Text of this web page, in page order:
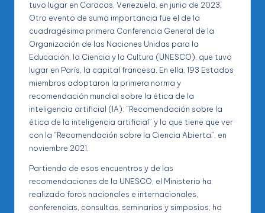
tuvo lugar en Caracas, Venezuela, en junio de 2023.
Otro evento de suma importancia fue el de la
cuadragésima primera Conferencia General de la
Organización de las Naciones Unidas para la
Educación, la Ciencia y la Cultura (UNESCO), que tuvo
lugar en París, la capital francesa. En ella, 193 Estados
miembros adoptaron la primera norma y
recomendación mundial sobre la ética de la
inteligencia artificial (IA): “Recomendación sobre la
ética de la inteligencia artificial” y lo que tiene que ver
con la “Recomendación sobre la Ciencia Abierta”, en
noviembre 2021.
Partiendo de esos encuentros y de las
recomendaciones de la UNESCO, el Ministerio ha
realizado foros nacionales e internacionales,
conferencias, consultas, seminarios y simposios; ha